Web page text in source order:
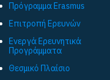
Πρόγραμμα Εrasmus
Επιτροπή Ερευνών
Ενεργά Ερευνητικά
Προγράμματα
Θεσμικό Πλαίσιο